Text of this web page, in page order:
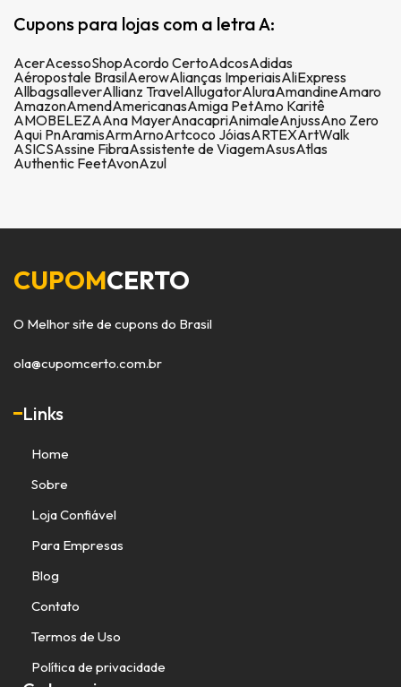
Cupons para lojas com a letra A:
AcerAcessoShopAcordo CertoAdcosAdidas
Aéropostale BrasilAerowAlianças ImperiaisAliExpress
AllbagsalleverAllianz TravelAllugatorAluraAmandineAmaro
AmazonAmendAmericanasAmiga PetAmo Karitê
AMOBELEZAAna MayerAnacapriAnimaleAnjussAno Zero
Aqui PnAramisArmArnoArtcoco JóiasARTEXArtWalk
ASICSAssine FibraAssistente de ViagemAsusAtlas
Authentic FeetAvonAzul
CUPOMCERTO
O Melhor site de cupons do Brasil
ola@cupomcerto.com.br
Links
Home
Sobre
Loja Confiável
Para Empresas
Blog
Contato
Termos de Uso
Política de privacidade